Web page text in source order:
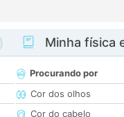
Minha física
Procurando por
Cor dos olhos
Cor do cabelo